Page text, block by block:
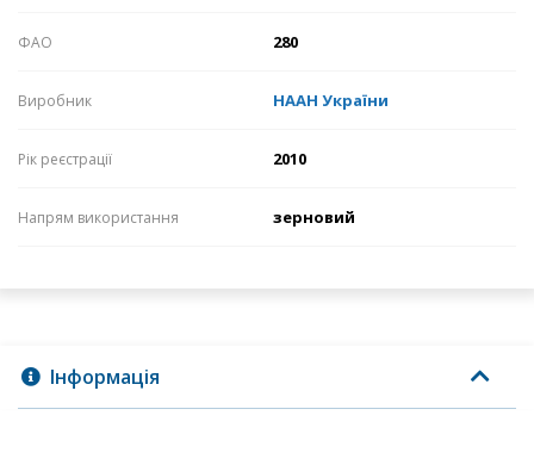
ФАО 280
Виробник НААН України
Рік реєстрації 2010
Напрям використання зерновий
Інформація